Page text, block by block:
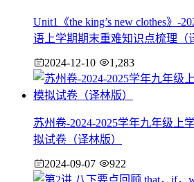
Unit1《the king’s new clothes》-
语上学期期末重难知识点梳理（
2024-12-10 1,283
苏州卷-2024-2025学年九年级上
拟试卷（译林版）
2024-09-07 922